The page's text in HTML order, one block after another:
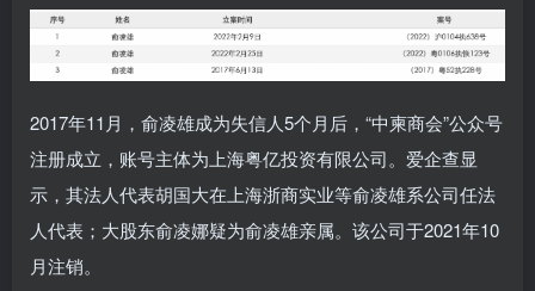
2017年11月，俞凌雄成为失信人5个月后，“中柬商会”公众号
注册成立，账号主体为上海粤亿投资有限公司。爱企查显
示，其法人代表胡国大在上海浙商实业等俞凌雄系公司任法
人代表；大股东俞凌娜疑为俞凌雄亲属。该公司于2021年10
月注销。